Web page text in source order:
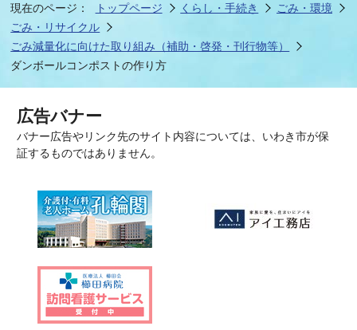
現在のページ： トップページ くらし・手続き
ごみ・環境
ごみ・リサイクル
ごみ減量化に向けた取り組み（補助・啓発・刊行物等）
ダンボールコンポストの作り方
広告バナー
バナー広告やリンク先のサイト内容については、いわき市が保
証するものではありません。